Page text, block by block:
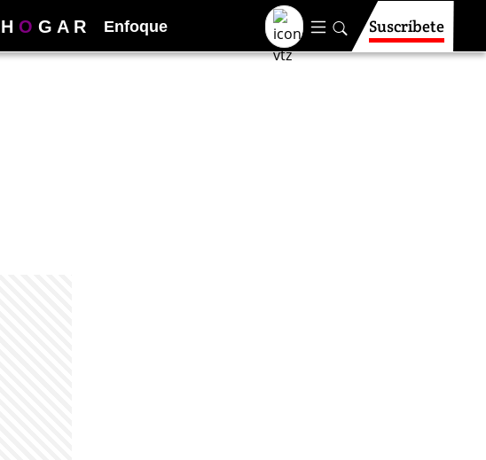
H O G A R Enfoque Suscríbete